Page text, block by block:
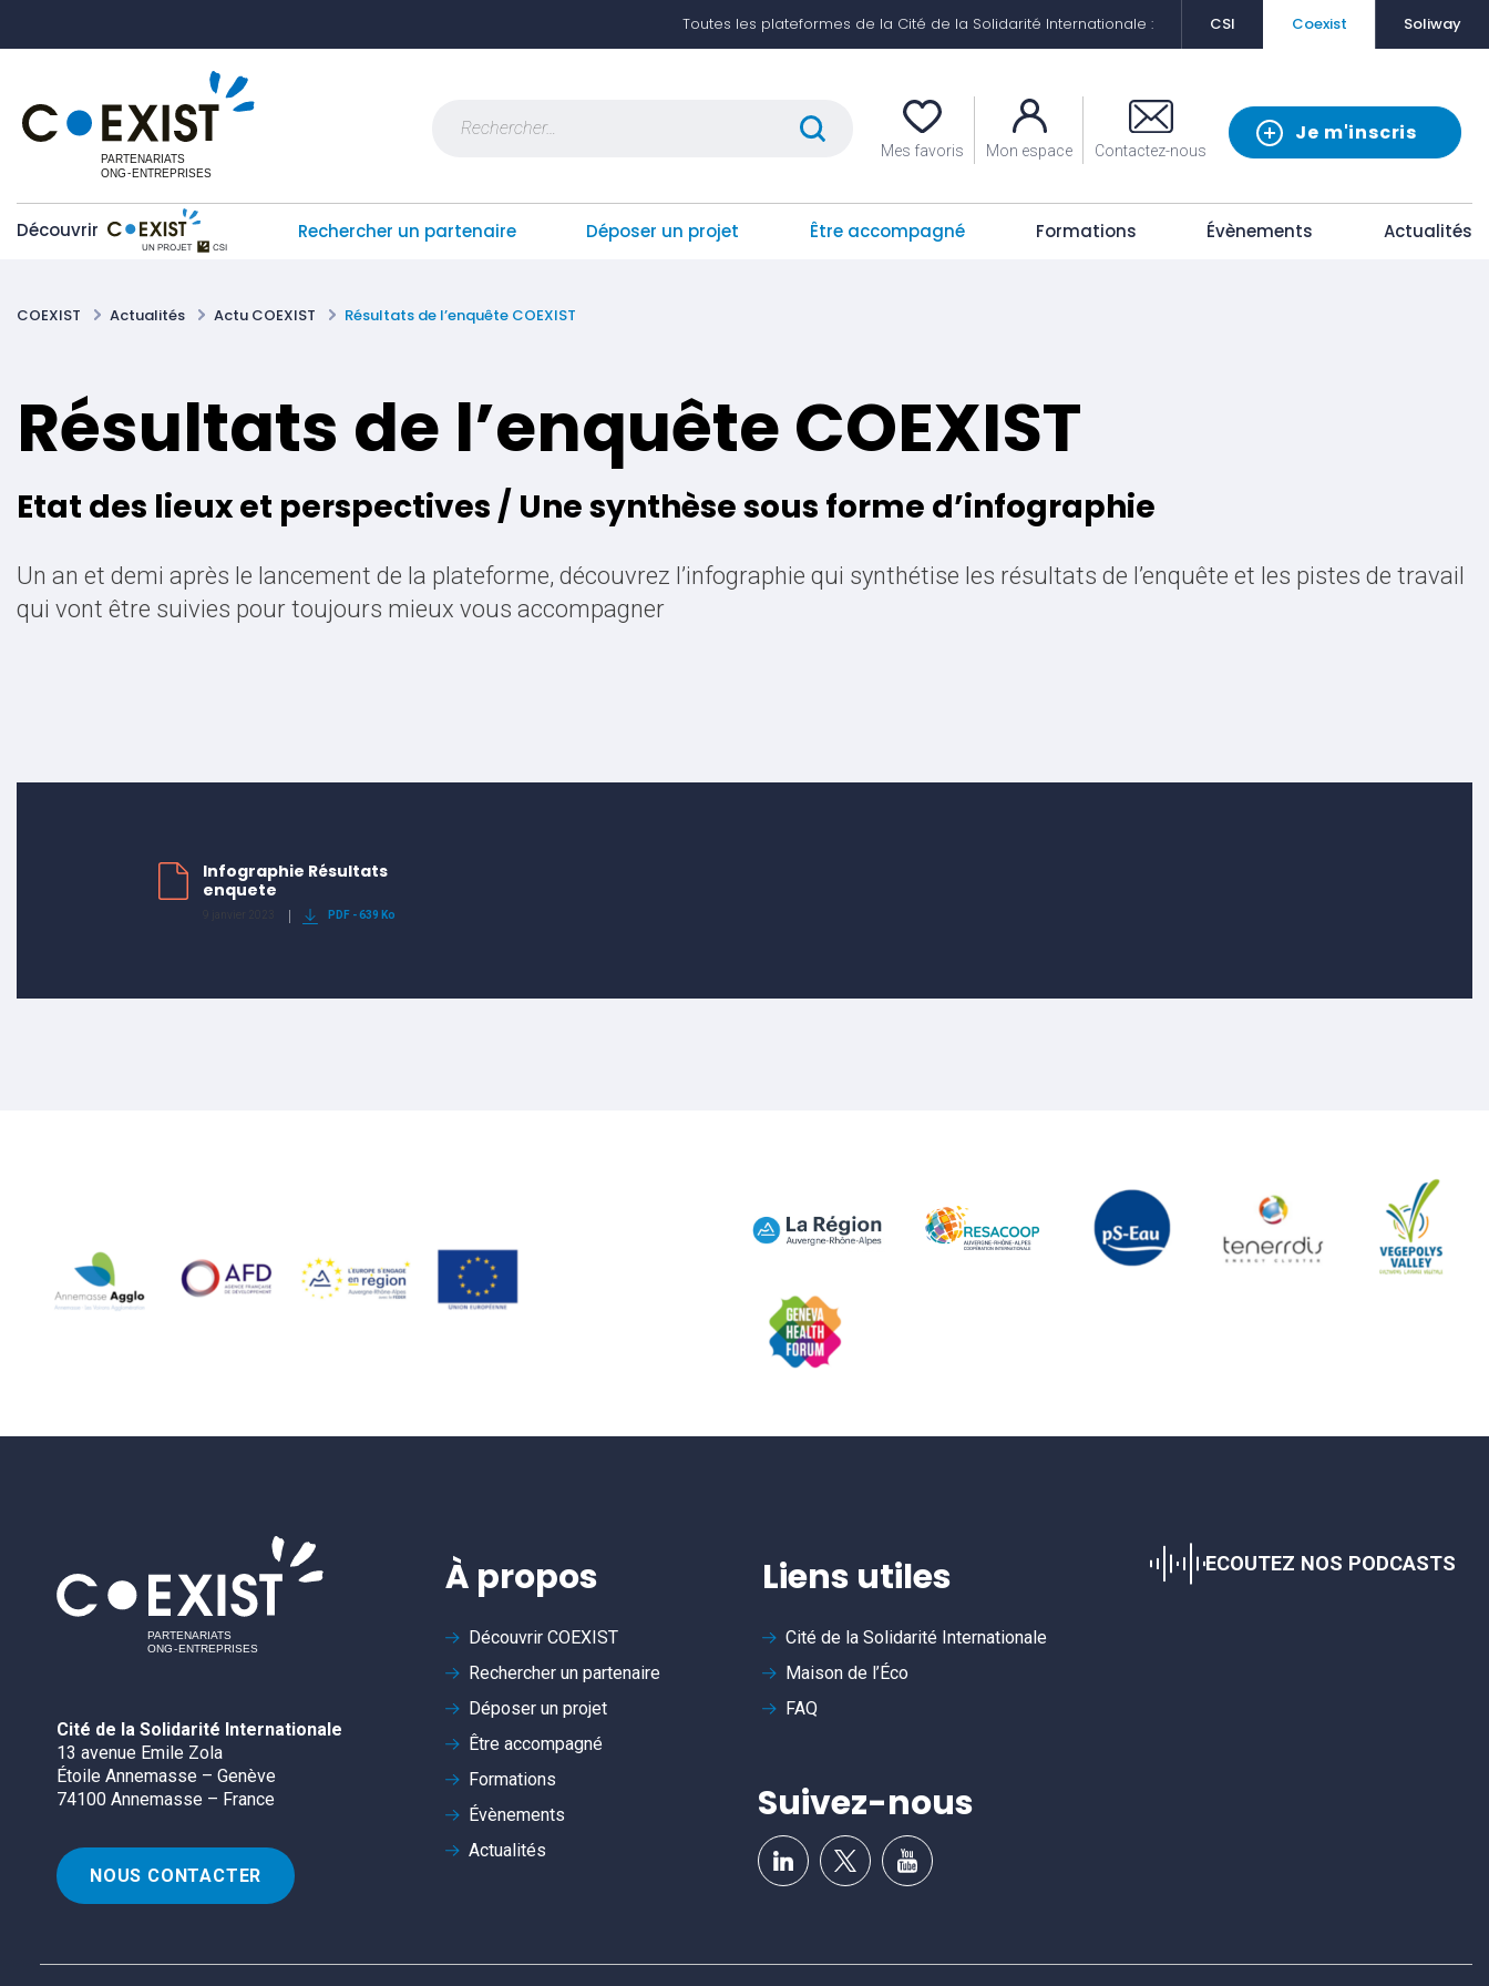
Toutes les plateformes de la Cité de la Solidarité Internationale : CSI Coexist Soliway
Mes favoris Mon espace
Je m'inscris
Contactez-nous
Découvrir Rechercher un partenaire Déposer un projet Être accompagné Formations Évènements Actualités
COEXIST Actualités Actu COEXIST Résultats de l’enquête COEXIST
Résultats de l’enquête COEXIST
Etat des lieux et perspectives / Une synthèse sous forme d’infographie
Un an et demi après le lancement de la plateforme, découvrez l’infographie qui synthétise les résultats de l’enquête et les pistes de travail
qui vont être suivies pour toujours mieux vous accompagner
Infographie Résultats
enquete
9 janvier 2023 PDF -639 Ko
Cité de la Solidarité Internationale
13 avenue Emile Zola
Étoile Annemasse – Genève
74100 Annemasse – France
NOUS CONTACTER
À propos
Découvrir COEXIST
Rechercher un partenaire
Déposer un projet
Être accompagné
Formations
Évènements
Actualités
Liens utiles
Cité de la Solidarité Internationale
Maison de l’Éco
FAQ
Suivez-nous
ECOUTEZ NOS PODCASTS